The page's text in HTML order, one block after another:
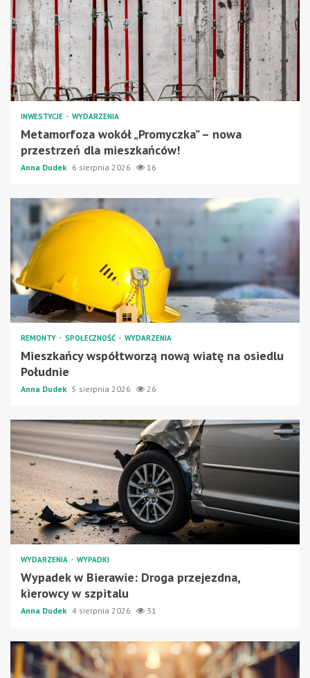
INWESTYCJE WYDARZENIA
Metamorfoza wokół „Promyczka” – nowa
przestrzeń dla mieszkańców!
Anna Dudek 6 sierpnia 2026 16
REMONTY SPOŁECZNOŚĆ WYDARZENIA
Mieszkańcy współtworzą nową wiatę na osiedlu
Południe
Anna Dudek 5 sierpnia 2026 26
WYDARZENIA WYPADKI
Wypadek w Bierawie: Droga przejezdna,
kierowcy w szpitalu
Anna Dudek 4 sierpnia 2026 31